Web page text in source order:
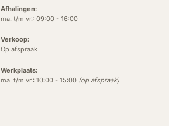
Afhalingen:
ma. t/m vr.: 09:00 - 16:00
Verkoop:
Op afspraak
Werkplaats:
ma. t/m vr.: 10:00 - 15:00 (op afspraak)